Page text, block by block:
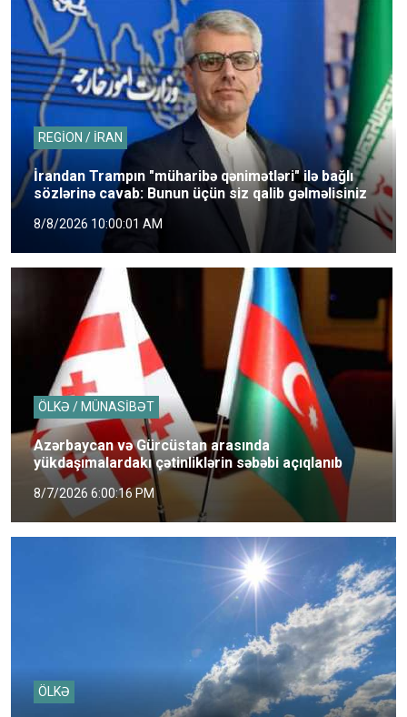
REGİON / İRAN
İrandan Trampın "müharibə qənimətləri" ilə bağlı
sözlərinə cavab: Bunun üçün siz qalib gəlməlisiniz
8/8/2026 10:00:01 AM
ÖLKƏ / MÜNASİBƏT
Azərbaycan və Gürcüstan arasında
yükdaşımalardakı çətinliklərin səbəbi açıqlanıb
8/7/2026 6:00:16 PM
ÖLKƏ